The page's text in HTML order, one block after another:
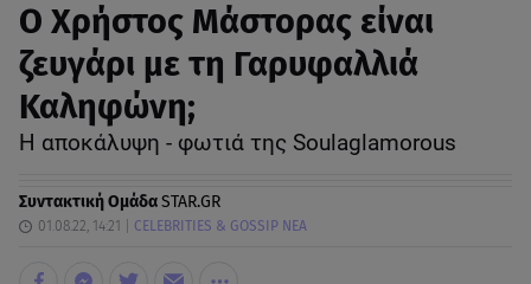
Ο Χρήστος Μάστορας είναι
ζευγάρι με τη Γαρυφαλλιά
Καληφώνη;
Η αποκάλυψη - φωτιά της Soulaglamorous
Συντακτική ΟμάδαSTAR.GR
01.08.22, 14:21 CELEBRITIES & GOSSIP ΝΕΑ